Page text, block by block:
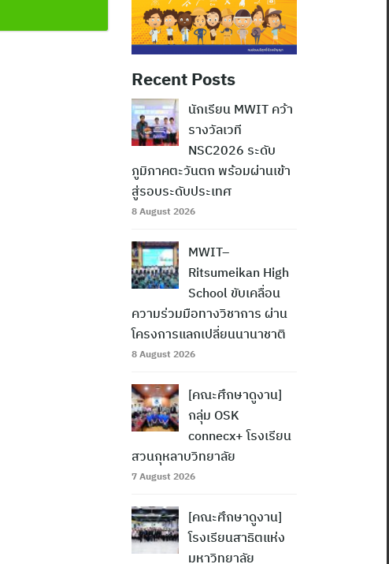
Recent Posts
นักเรียน MWIT คว้า
รางวัลเวที
NSC2026 ระดับ
ภูมิภาคตะวันตก พร้อมผ่านเข้า
สู่รอบระดับประเทศ
8 August 2026
MWIT–
Ritsumeikan High
School ขับเคลื่อน
ความร่วมมือทางวิชาการ ผ่าน
โครงการแลกเปลี่ยนนานาชาติ
8 August 2026
[คณะศึกษาดูงาน]
กลุ่ม OSK
connecx+ โรงเรียน
สวนกุหลาบวิทยาลัย
7 August 2026
[คณะศึกษาดูงาน]
โรงเรียนสาธิตแห่ง
มหาวิทยาลัย